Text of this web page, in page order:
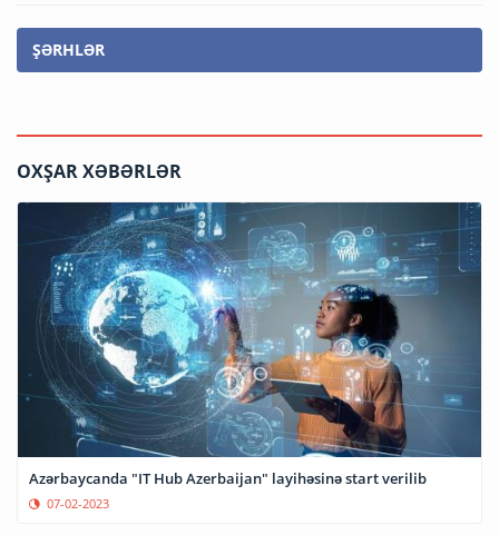
ŞƏRHLƏR
OXŞAR XƏBƏRLƏR
Azərbaycanda "IT Hub Azerbaijan" layihəsinə start verilib
07-02-2023